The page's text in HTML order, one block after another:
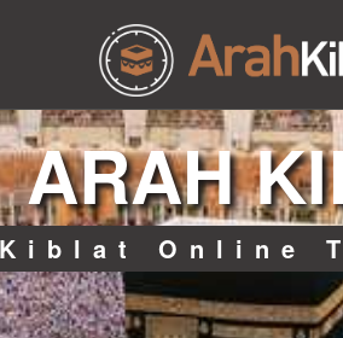
ARAH
Online